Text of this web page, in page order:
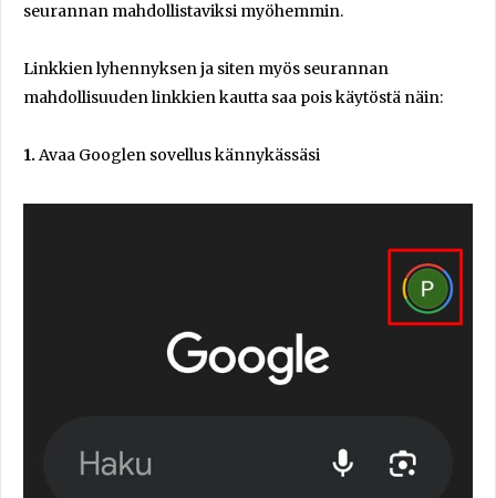
seurannan mahdollistaviksi myöhemmin.
Linkkien lyhennyksen ja siten myös seurannan
mahdollisuuden linkkien kautta saa pois käytöstä näin:
1. Avaa Googlen sovellus kännykässäsi